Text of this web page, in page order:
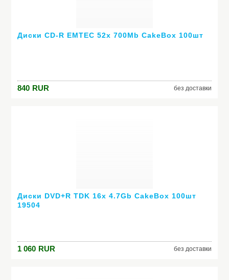
Диски CD-R EMTEC 52x 700Mb CakeBox 100шт
840 RUR без доставки
Диски DVD+R TDK 16x 4.7Gb CakeBox 100шт
19504
1 060 RUR без доставки